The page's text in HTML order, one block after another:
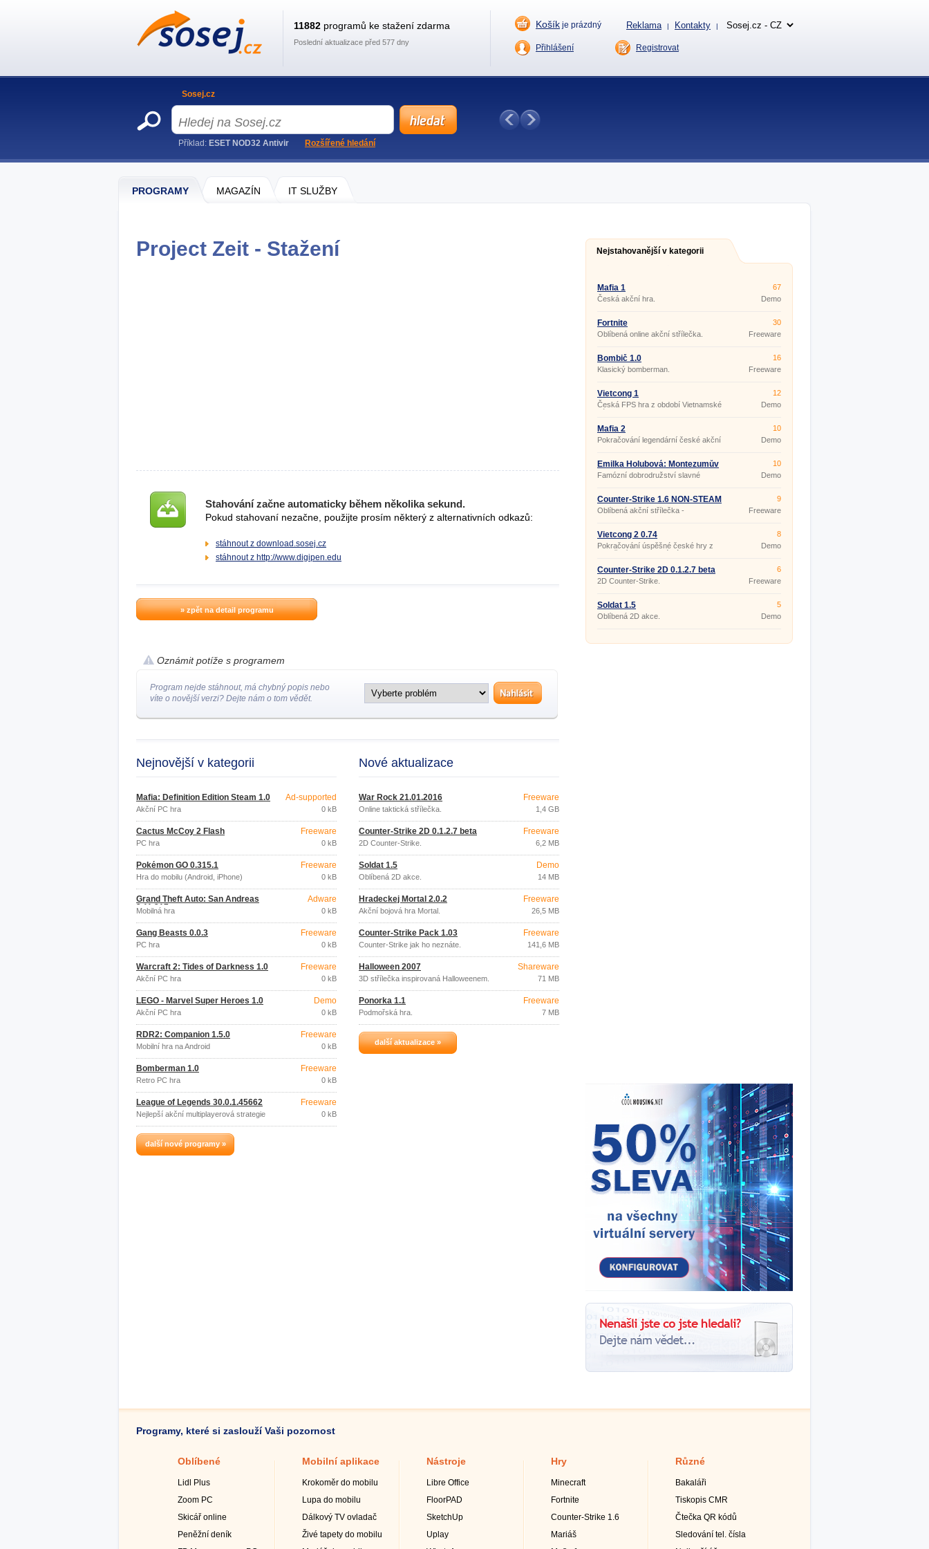
PROGRAMY MAGAZÍN IT SLUŽBY
Project Zeit - Stažení
Stahování začne automaticky během několika sekund.
Pokud stahovaní nezačne, použijte prosím některý z alternativních odkazů:
stáhnout z download.sosej.cz
stáhnout z http://www.digipen.edu
» zpět na detail programu
Oznámit potíže s programem
Program nejde stáhnout, má chybný popis nebo
víte o novější verzi? Dejte nám o tom vědět.
Nejnovější v kategorii
Mafia: Definition Edition Steam 1.0
Akční PC hra
Ad-supported
0 kB
Cactus McCoy 2 Flash
PC hra
Freeware
0 kB
Pokémon GO 0.315.1
Hra do mobilu (Android, iPhone)
Freeware
0 kB
Grand Theft Auto: San Andreas
2.11.217
Mobilná hra
Adware
0 kB
Gang Beasts 0.0.3
PC hra
Freeware
0 kB
Warcraft 2: Tides of Darkness 1.0
Akční PC hra
Freeware
0 kB
LEGO - Marvel Super Heroes 1.0
Akční PC hra
Demo
0 kB
RDR2: Companion 1.5.0
Mobilní hra na Android
Freeware
0 kB
Bomberman 1.0
Retro PC hra
Freeware
0 kB
League of Legends 30.0.1.45662
Nejlepší akční multiplayerová strategie
Freeware
0 kB
další nové programy »
Nové aktualizace
War Rock 21.01.2016
Online taktická střílečka.
Freeware
1,4 GB
Counter-Strike 2D 0.1.2.7 beta
2D Counter-Strike.
Freeware
6,2 MB
Soldat 1.5
Oblíbená 2D akce.
Demo
14 MB
Hradeckej Mortal 2.0.2
Akční bojová hra Mortal.
Freeware
26,5 MB
Counter-Strike Pack 1.03
Counter-Strike jak ho neznáte.
Freeware
141,6 MB
Halloween 2007
3D střílečka inspirovaná Halloweenem.
Shareware
71 MB
Ponorka 1.1
Podmořská hra.
Freeware
7 MB
další aktualizace »
Nejstahovanější v kategorii
Mafia 1
Česká akční hra.
67
Demo
Fortnite
Oblíbená online akční střílečka.
30
Freeware
Bombič 1.0
Klasický bomberman.
16
Freeware
Vietcong 1
Česká FPS hra z období Vietnamské
války
12
Demo
Mafia 2
Pokračování legendární české akční
10
Demo
Emilka Holubová: Montezumův
poklad
Famózní dobrodružství slavné
10
Demo
Counter-Strike 1.6 NON-STEAM
Oblíbená akční střílečka -
9
Freeware
Vietcong 2 0.74
Pokračování úspěšné české hry z
prostředí Vietnamské války
8
Demo
Counter-Strike 2D 0.1.2.7 beta
2D Counter-Strike.
6
Freeware
Soldat 1.5
Oblíbená 2D akce.
5
Demo
Programy, které si zaslouží Vaši pozornost
Oblíbené
Lidl Plus
Zoom PC
Skicář online
Peněžní deník
Mobilní aplikace
Krokoměr do mobilu
Lupa do mobilu
Dálkový TV ovladač
Živé tapety do mobilu
Nástroje
Libre Office
FloorPAD
SketchUp
Uplay
Hry
Minecraft
Fortnite
Counter-Strike 1.6
Mariáš
Různé
Bakaláři
Tiskopis CMR
Čtečka QR kódů
Sledování tel. čísla
11882 programů ke stažení zdarma
Poslední aktualizace před 577 dny
Košík je prázdný Reklama | Kontakty |
Přihlášení Registrovat
Sosej.cz
Příklad: ESET NOD32 Antivir Rozšířené hledání